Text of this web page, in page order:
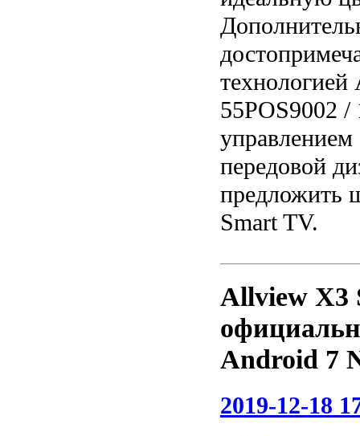
55POS9002 /
передовой
предложить
Smart TV.
Allview X3
Android 7
2019-12-18